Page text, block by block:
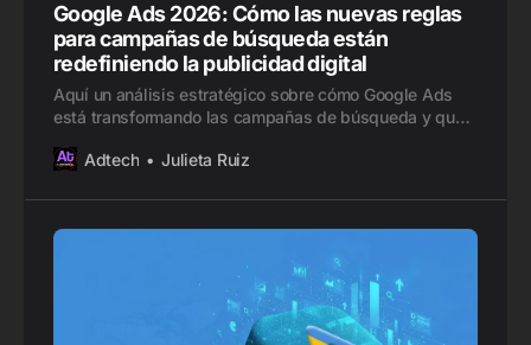
Google Ads 2026: Cómo las nuevas reglas
para campañas de búsqueda están
redefiniendo la publicidad digital
Aquí un análisis estratégico sobre cómo Google Ads
está transformando las campañas de búsqueda y qué
Adtech
Julieta Ruiz